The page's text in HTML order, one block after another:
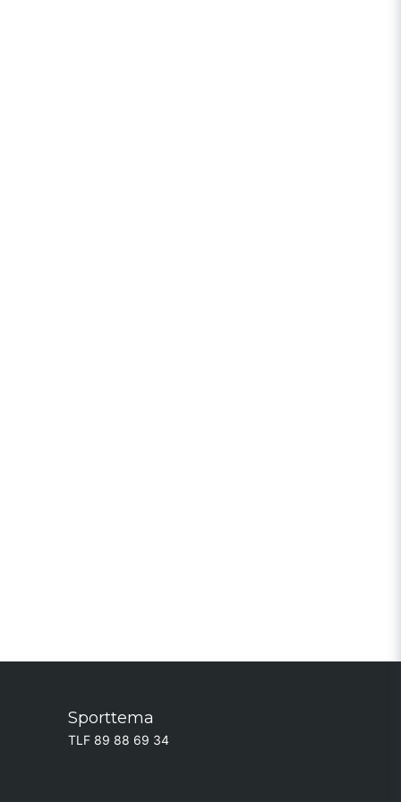
Sporttema
TLF 89 88 69 34